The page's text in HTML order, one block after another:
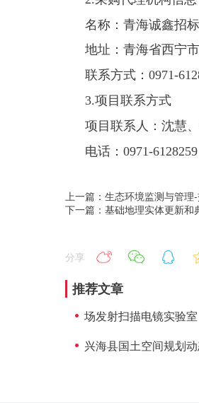
名称： 青海诚鑫招
地址： 青海省西宁
联系方式： 0971-
3.项目联系方式
项目联系人： 沈慧
电话： 0971-6128259
上一篇：生态环境监测与管
下一篇：基础地理实体更新
分享
推荐文章